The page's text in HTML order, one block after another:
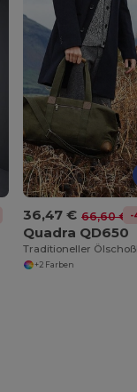
36,47 € 66,60 € -
Quadra QD650
+2 Farben